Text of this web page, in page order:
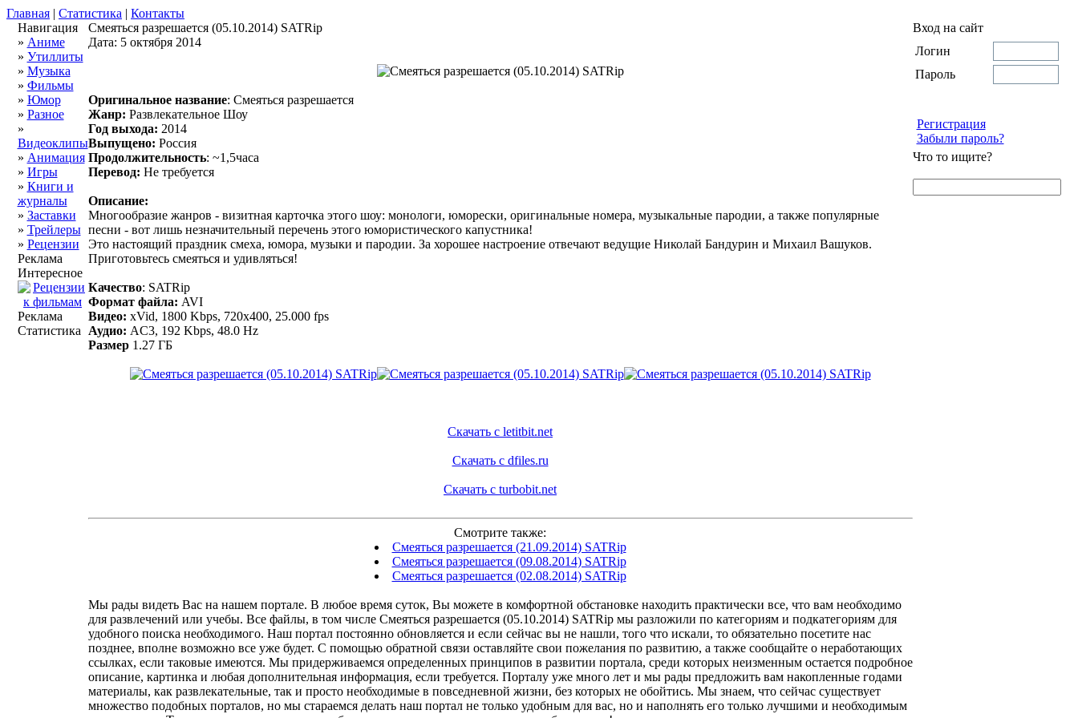
Главная | Статистика | Контакты
Навигация
» Аниме
» Утиллиты
» Музыка
» Фильмы
» Юмор
» Разное
»
Видеоклипы
» Анимация
» Игры
» Книги и
журналы
» Заставки
» Трейлеры
» Рецензии
Реклама
Интересное
Реклама
Статистика
Смеяться разрешается (05.10.2014) SATRip
Дата: 5 октября 2014
Оригинальное название: Смеяться разрешается
Жанр: Развлекательное Шоу
Год выхода: 2014
Выпущено: Россия
Продолжительность: ~1,5часа
Перевод: Не требуется
Описание:
Многообразие жанров - визитная карточка этого шоу: монологи, юморески, оригинальные номера, музыкальные пародии, а также популярные
песни - вот лишь незначительный перечень этого юмористического капустника!
Это настоящий праздник смеха, юмора, музыки и пародии. За хорошее настроение отвечают ведущие Николай Бандурин и Михаил Вашуков.
Приготовьтесь смеяться и удивляться!
Качество: SATRip
Формат файла: AVI
Видео: xVid, 1800 Kbps, 720x400, 25.000 fps
Аудио: AC3, 192 Kbps, 48.0 Hz
Размер1.27 ГБ
Скачать с letitbit.net
Скачать с dfiles.ru
Скачать с turbobit.net
Смотрите также:
Смеяться разрешается (21.09.2014) SATRip
Смеяться разрешается (09.08.2014) SATRip
Смеяться разрешается (02.08.2014) SATRip
Мы рады видеть Вас на нашем портале. В любое время суток, Вы можете в комфортной обстановке находить практически все, что вам необходимо
для развлечений или учебы. Все файлы, в том числе Смеяться разрешается (05.10.2014) SATRip мы разложили по категориям и подкатегориям для
удобного поиска необходимого. Наш портал постоянно обновляется и если сейчас вы не нашли, того что искали, то обязательно посетите нас
позднее, вполне возможно все уже будет. С помощью обратной связи оставляйте свои пожелания по развитию, а также сообщайте о неработающих
ссылках, если таковые имеются. Мы придерживаемся определенных принципов в развитии портала, среди которых неизменным остается подробное
описание, картинка и любая дополнительная информация, если требуется. Порталу уже много лет и мы рады предложить вам накопленные годами
материалы, как развлекательные, так и просто необходимые в повседневной жизни, без которых не обойтись. Мы знаем, что сейчас существует
множество подобных порталов, но мы стараемся делать наш портал не только удобным для вас, но и наполнять его только лучшими и необходимым
Вход на сайт
Логин
Пароль
Регистрация
Забыли пароль?
Что то ищите?